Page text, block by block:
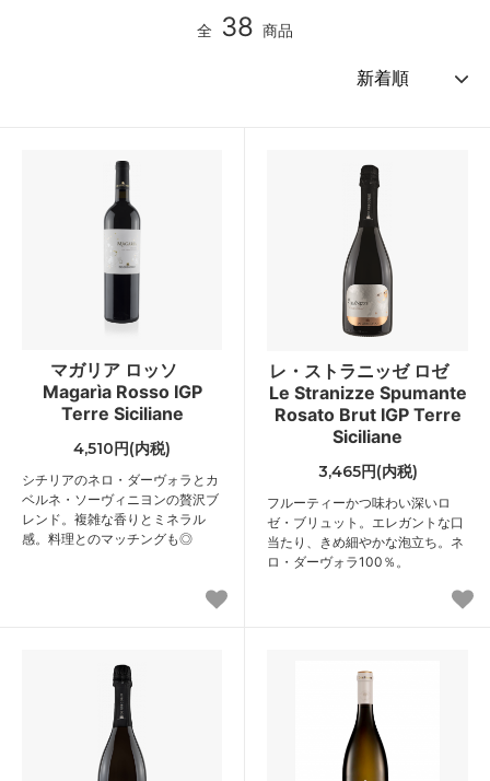
全 38 商品
マガリア ロッソ
Magarìa Rosso IGP
Terre Siciliane
4,510円(内税)
シチリアのネロ・ダーヴォラとカ
ベルネ・ソーヴィニヨンの贅沢ブ
レンド。複雑な香りとミネラル
感。料理とのマッチングも◎
レ・ストラニッゼ ロゼ
Le Stranizze Spumante
Rosato Brut IGP Terre
Siciliane
3,465円(内税)
フルーティーかつ味わい深いロ
ゼ・ブリュット。エレガントな口
当たり、きめ細やかな泡立ち。ネ
ロ・ダーヴォラ100％。